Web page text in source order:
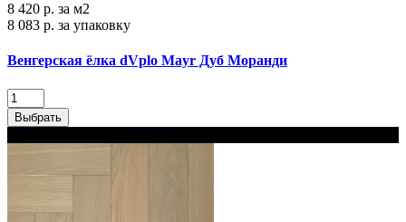
8 420 р. за м2
8 083 р. за упаковку
Венгерская ёлка dVplo Mayr Дуб Моранди
Выбрать